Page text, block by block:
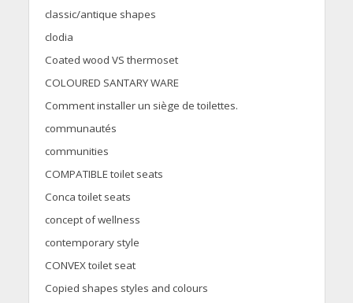
classic/antique shapes
clodia
Coated wood VS thermoset
COLOURED SANTARY WARE
Comment installer un siège de toilettes.
communautés
communities
COMPATIBLE toilet seats
Conca toilet seats
concept of wellness
contemporary style
CONVEX toilet seat
Copied shapes styles and colours